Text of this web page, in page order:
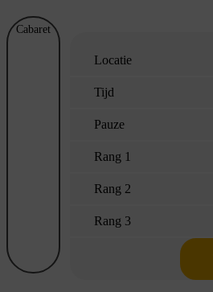
Cabaret
Locatie
Tijd
Pauze
Rang 1
Rang 2
Rang 3